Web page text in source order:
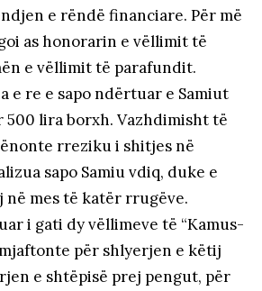
e rëndë financiare. Për më
as honorarin e vëllimit të
e vëllimit të parafundit.
e re e sapo ndërtuar e Samiut
500 lira borxh. Vazhdimisht të
rreziku i shitjes në
sapo Samiu vdiq, duke e
mes të katër rrugëve.
i gati dy vëllimeve të “Kamus-
për shlyerjen e këtij
e shtëpisë prej pengut, për